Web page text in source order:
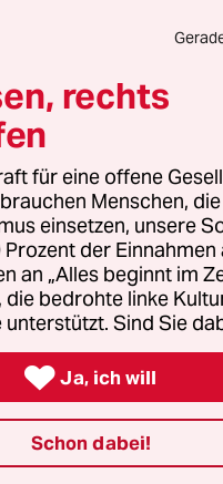
das Parlament ab
,10:51 Uhr
Stellen solche
die Meinung der
ich sehr befremdlich.
Position auf
Populisten finde
unerträglich.
(Profil gelöscht)
,15:04 Uhr
rechts
für eine offene
Menschen,
einsetzen, unsere
der Einnahmen
an „Alles beginnt im
die bedrohte linke
Sind Sie
 Ja, ich will
Schon dabei!